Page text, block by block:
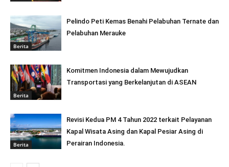
Berita
Pelindo Peti Kemas Benahi Pelabuhan Ternate dan
Pelabuhan Merauke
Berita
Komitmen Indonesia dalam Mewujudkan
Transportasi yang Berkelanjutan di ASEAN
Berita
Revisi Kedua PM 4 Tahun 2022 terkait Pelayanan
Kapal Wisata Asing dan Kapal Pesiar Asing di
Perairan Indonesia.